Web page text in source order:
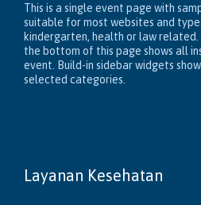
This is a single event page with
suitable for most websites and
kindergarten, health or law
the bottom of this page shows all
event. Build-in sidebar widgets
selected categories.
Layanan Kesehatan